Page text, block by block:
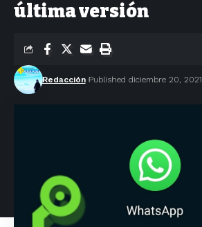
última versión
Redacción Published diciembre 20, 2021